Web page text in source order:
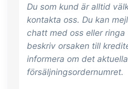
Du som kund är alltid
kontakta oss. Du kan
chatt med oss eller ringa
beskriv orsaken till
informera om det aktuella
försäljningsordernumret.